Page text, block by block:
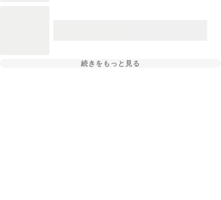
続きをもっと見る